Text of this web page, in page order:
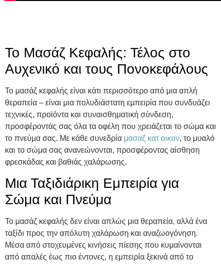
Το Μασάζ Κεφαλής: Τέλος στο
Αυχενικό και τους Πονοκεφάλους
Το μασάζ κεφαλής είναι κάτι περισσότερο από μια απλή
θεραπεία – είναι μια πολυδιάστατη εμπειρία που συνδυάζει
τεχνικές, προϊόντα και συναισθηματική σύνδεση,
προσφέροντάς σας όλα τα οφέλη που χρειάζεται το σώμα και
το πνεύμα σας. Με κάθε συνεδρία μασαζ κατ οικον, το μυαλό
και το σώμα σας ανανεώνονται, προσφέροντας αίσθηση
φρεσκάδας και βαθιάς χαλάρωσης.
Μια Ταξιδιάρικη Εμπειρία για
Σώμα και Πνεύμα
Το μασάζ κεφαλής δεν είναι απλώς μια θεραπεία, αλλά ένα
ταξίδι προς την απόλυτη χαλάρωση και αναζωογόνηση.
Μέσα από στοχευμένες κινήσεις πίεσης που κυμαίνονται
από απαλές έως πιο έντονες, η εμπειρία ξεκινά από το